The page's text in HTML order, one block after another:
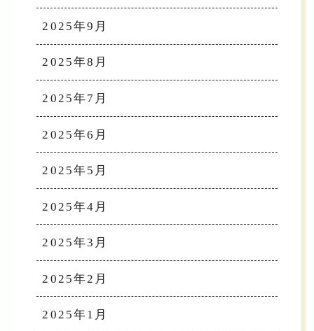
2025年9月
2025年8月
2025年7月
2025年6月
2025年5月
2025年4月
2025年3月
2025年2月
2025年1月